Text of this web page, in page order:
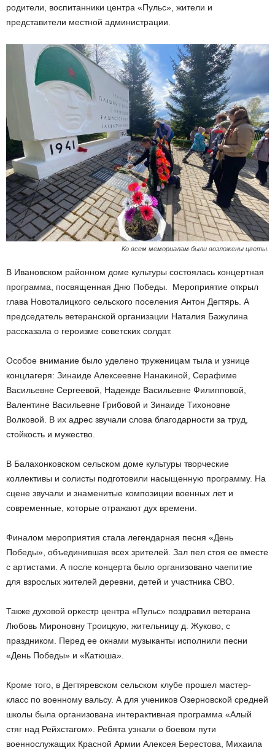
родители, воспитанники центра «Пульс», жители и
представители местной администрации.
Ко всем мемориалам были возложены цветы.
В Ивановском районном доме культуры состоялась концертная
программа, посвященная Дню Победы. Мероприятие открыл
глава Новоталицкого сельского поселения Антон Дегтярь. А
председатель ветеранской организации Наталия Бажулина
рассказала о героизме советских солдат.
Особое внимание было уделено труженицам тыла и узнице
концлагеря: Зинаиде Алексеевне Нанакиной, Серафиме
Васильевне Сергеевой, Надежде Васильевне Филипповой,
Валентине Васильевне Грибовой и Зинаиде Тихоновне
Волковой. В их адрес звучали слова благодарности за труд,
стойкость и мужество.
В Балахонковском сельском доме культуры творческие
коллективы и солисты подготовили насыщенную программу. На
сцене звучали и знаменитые композиции военных лет и
современные, которые отражают дух времени.
Финалом мероприятия стала легендарная песня «День
Победы», объединившая всех зрителей. Зал пел стоя ее вместе
с артистами. А после концерта было организовано чаепитие
для взрослых жителей деревни, детей и участника СВО.
Также духовой оркестр центра «Пульс» поздравил ветерана
Любовь Мироновну Троицкую, жительницу д. Жуково, с
праздником. Перед ее окнами музыканты исполнили песни
«День Победы» и «Катюша».
Кроме того, в Дегтяревском сельском клубе прошел мастер-
класс по военному вальсу. А для учеников Озерновской средней
школы была организована интерактивная программа «Алый
стяг над Рейхстагом». Ребята узнали о боевом пути
военнослужащих Красной Армии Алексея Берестова, Михаила